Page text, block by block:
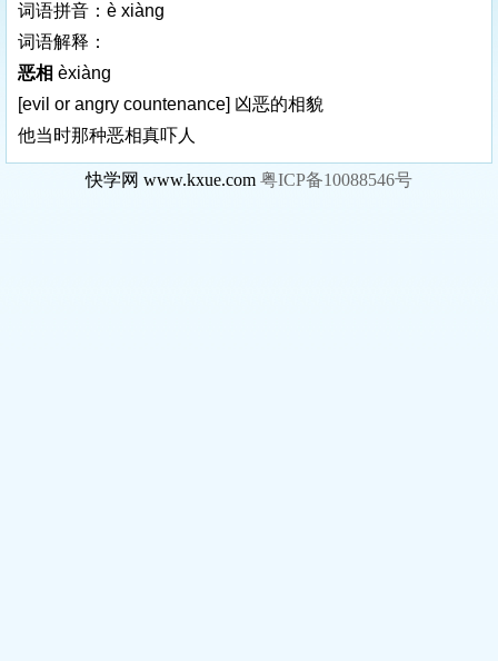
词语拼音：è xiàng
词语解释：
恶相 èxiàng
[evil or angry countenance] 凶恶的相貌
他当时那种恶相真吓人
快学网 www.kxue.com 粤ICP备10088546号